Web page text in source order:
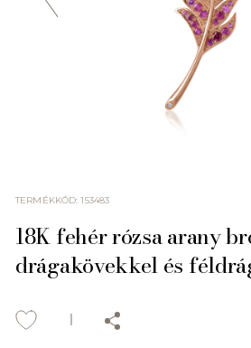
TERMÉKKÓD:153483
18K fehér rózsa arany
drágakövekkel és